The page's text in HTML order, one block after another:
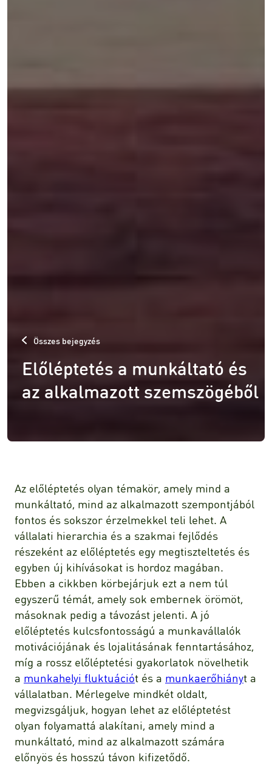
Összes bejegyzés
Előléptetés a munkáltató és
az alkalmazott szemszögéből
Az előléptetés olyan témakör, amely mind a
munkáltató, mind az alkalmazott szempontjából
fontos és sokszor érzelmekkel teli lehet. A
vállalati hierarchia és a szakmai fejlődés
részeként az előléptetés egy megtiszteltetés és
egyben új kihívásokat is hordoz magában.
Ebben a cikkben körbejárjuk ezt a nem túl
egyszerű témát, amely sok embernek örömöt,
másoknak pedig a távozást jelenti. A jó
előléptetés kulcsfontosságú a munkavállalók
motivációjának és lojalitásának fenntartásához,
míg a rossz előléptetési gyakorlatok növelhetik
a munkahelyi fluktuációt és a munkaerőhiányt a
vállalatban. Mérlegelve mindkét oldalt,
megvizsgáljuk, hogyan lehet az előléptetést
olyan folyamattá alakítani, amely mind a
munkáltató, mind az alkalmazott számára
előnyös és hosszú távon kifizetődő.